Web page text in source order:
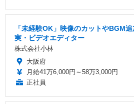
「未経験OK」映像のカットやBGM
実・ビデオエディター
株式会社小林
大阪府
月給41万6,000円～58万3,000円
正社員